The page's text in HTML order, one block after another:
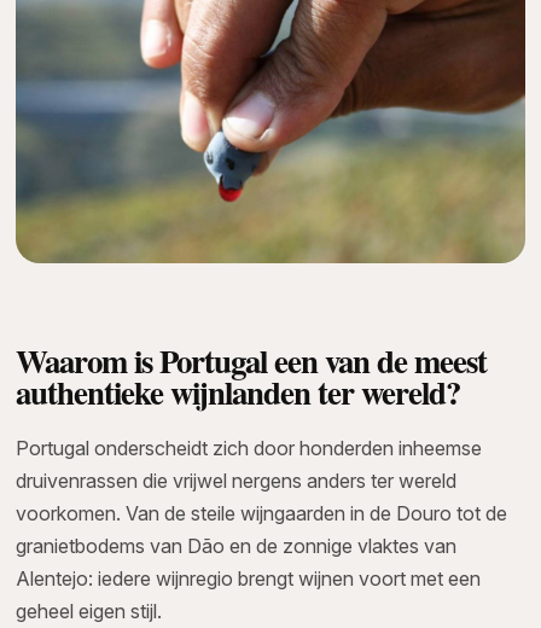
Waarom is Portugal een van de meest
authentieke wijnlanden ter wereld?
Portugal onderscheidt zich door honderden inheemse
druivenrassen die vrijwel nergens anders ter wereld
voorkomen. Van de steile wijngaarden in de Douro tot de
granietbodems van Dão en de zonnige vlaktes van
Alentejo: iedere wijnregio brengt wijnen voort met een
geheel eigen stijl.